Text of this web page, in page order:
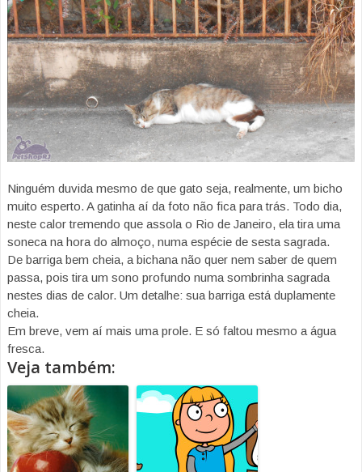
Ninguém duvida mesmo de que gato seja, realmente, um bicho
muito esperto. A gatinha aí da foto não fica para trás. Todo dia,
neste calor tremendo que assola o Rio de Janeiro, ela tira uma
soneca na hora do almoço, numa espécie de sesta sagrada.
De barriga bem cheia, a bichana não quer nem saber de quem
passa, pois tira um sono profundo numa sombrinha sagrada
nestes dias de calor. Um detalhe: sua barriga está duplamente
cheia.
Em breve, vem aí mais uma prole. E só faltou mesmo a água
fresca.
Veja também: